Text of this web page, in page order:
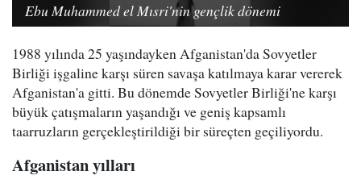
Ebu Muhammed el Mısri'nin gençlik dönemi
1988 yılında 25 yaşındayken Afganistan'da Sovyetler
Birliği işgaline karşı süren savaşa katılmaya karar vererek
Afganistan'a gitti. Bu dönemde Sovyetler Birliği'ne karşı
büyük çatışmaların yaşandığı ve geniş kapsamlı
taarruzların gerçekleştirildiği bir süreçten geçiliyordu.
Afganistan yılları